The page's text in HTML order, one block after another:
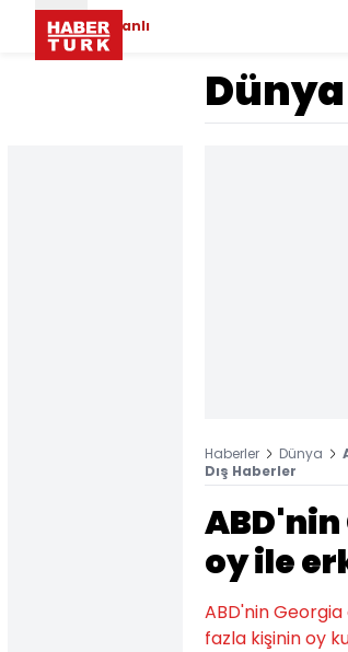
Canlı
Dünya
Haberler Dünya
Dış Haberler
oy ile
ABD'nin
fazla kişinin oy